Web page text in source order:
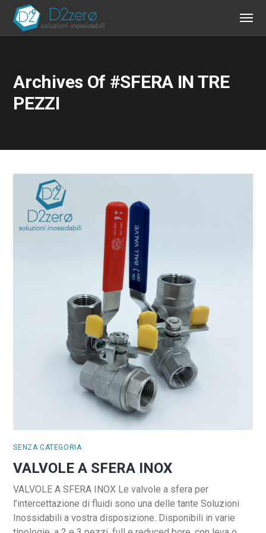
Archives Of #SFERA IN TRE
PEZZI
SENZA CATEGORIA
VALVOLE A SFERA INOX
VALVOLE A SFERA INOX Le valvole a sfera per
l’intercettazione di fluidi sono una delle tante Soluzioni
Inossidabili a vostra disposizione. Disponibili in varie